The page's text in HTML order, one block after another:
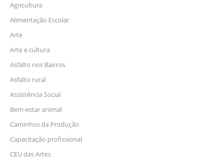
Agricultura
Alimentação Escolar
Arte
Arte e cultura
Asfalto nos Bairros
Asfalto rural
Assistência Social
Bem-estar animal
Caminhos da Produção
Capacitação profissional
CEU das Artes